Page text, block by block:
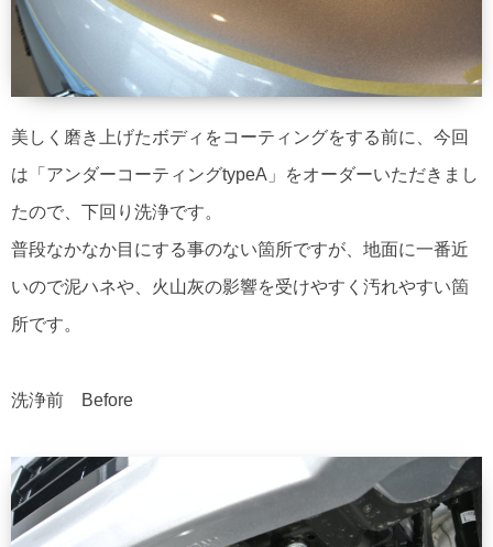
美しく磨き上げたボディをコーティングをする前に、今回
は「アンダーコーティングtypeA」をオーダーいただきまし
たので、下回り洗浄です。
普段なかなか目にする事のない箇所ですが、地面に一番近
いので泥ハネや、火山灰の影響を受けやすく汚れやすい箇
所です。
洗浄前 Before